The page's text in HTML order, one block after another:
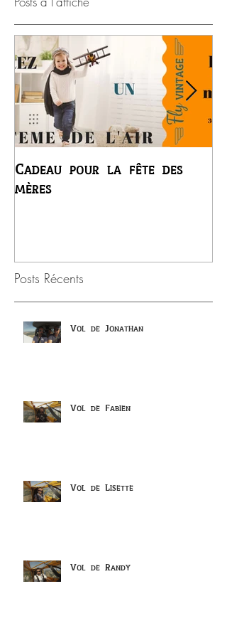
Cadeau pour la fête des
mères
Posts Récents
Vol de Jonathan
Vol de Fabien
Vol de Lisette
Vol de Randy